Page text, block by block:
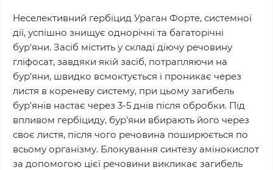
Неселективний гербіцид Ураган Форте, системної
дії, успішно знищує однорічні та багаторічні
бур'яни. Засіб містить у складі діючу речовину
гліфосат, завдяки якій засіб, потрапляючи на
бур'яни, швидко всмоктується і проникає через
листя в кореневу систему, при цьому загибель
бур'янів настає через 3-5 днів після обробки. Під
впливом гербіциду, бур'яни вбирають його через
своє листя, після чого речовина поширюється по
всьому організму. Блокування синтезу амінокислот
за допомогою цієї речовини викликає загибель